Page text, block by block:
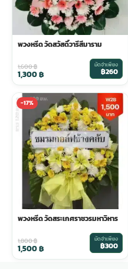
พวงหรีด วัดสวัสดิ์วารีสีมาราม
1,600฿
1,300฿
มัดจำเพียง
฿260
-17%
พวงหรีด วัดสระเกศราชวรมหาวิหาร
1,800฿
1,500฿
มัดจำเพียง
฿300